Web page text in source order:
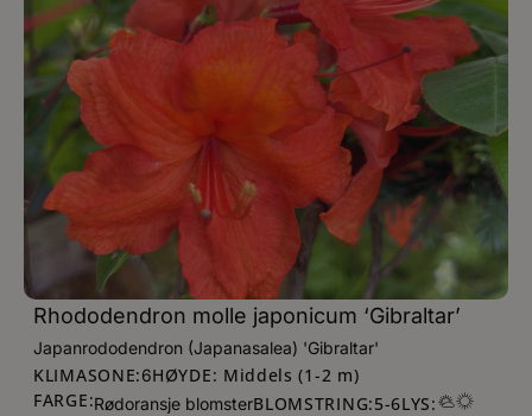
Rhododendron molle japonicum ‘Gibraltar’
Japanrododendron (Japanasalea) 'Gibraltar'
KLIMASONE:6HØYDE: Middels (1-2 m)
FARGE:Rødoransje blomsterBLOMSTRING:5-6LYS: